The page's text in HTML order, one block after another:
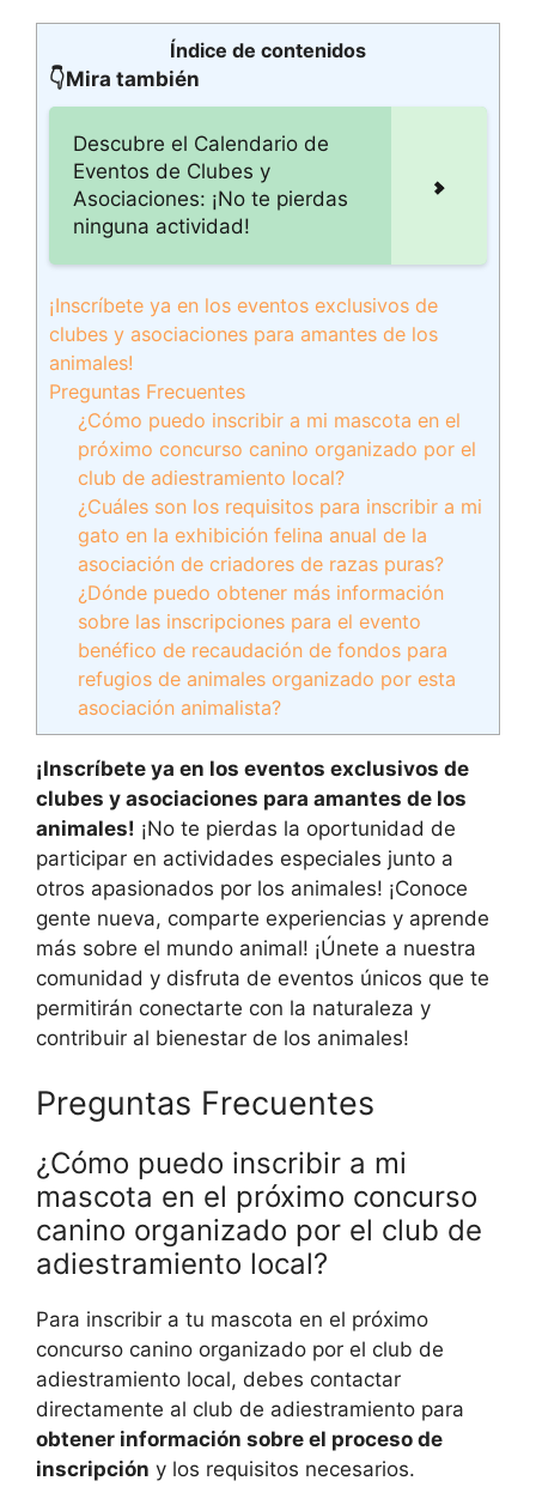
Índice de contenidos
👇Mira también
Descubre el Calendario de
Eventos de Clubes y
Asociaciones: ¡No te pierdas
ninguna actividad!
¡Inscríbete ya en los eventos exclusivos de
clubes y asociaciones para amantes de los
animales!
Preguntas Frecuentes
¿Cómo puedo inscribir a mi mascota en el
próximo concurso canino organizado por el
club de adiestramiento local?
¿Cuáles son los requisitos para inscribir a mi
gato en la exhibición felina anual de la
asociación de criadores de razas puras?
¿Dónde puedo obtener más información
sobre las inscripciones para el evento
benéfico de recaudación de fondos para
refugios de animales organizado por esta
asociación animalista?
¡Inscríbete ya en los eventos exclusivos de
clubes y asociaciones para amantes de los
animales! ¡No te pierdas la oportunidad de
participar en actividades especiales junto a
otros apasionados por los animales! ¡Conoce
gente nueva, comparte experiencias y aprende
más sobre el mundo animal! ¡Únete a nuestra
comunidad y disfruta de eventos únicos que te
permitirán conectarte con la naturaleza y
contribuir al bienestar de los animales!
Preguntas Frecuentes
¿Cómo puedo inscribir a mi
mascota en el próximo concurso
canino organizado por el club de
adiestramiento local?
Para inscribir a tu mascota en el próximo
concurso canino organizado por el club de
adiestramiento local, debes contactar
directamente al club de adiestramiento para
obtener información sobre el proceso de
inscripción y los requisitos necesarios.